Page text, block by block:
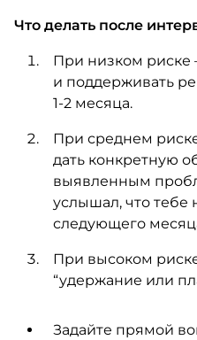
Что делать после
При низком риске
и поддерживать
1-2 месяца.
При среднем
дать конкретную
выявленным
услышал, что тебе
следующего
При высоком
“удержание или
Задайте прямой